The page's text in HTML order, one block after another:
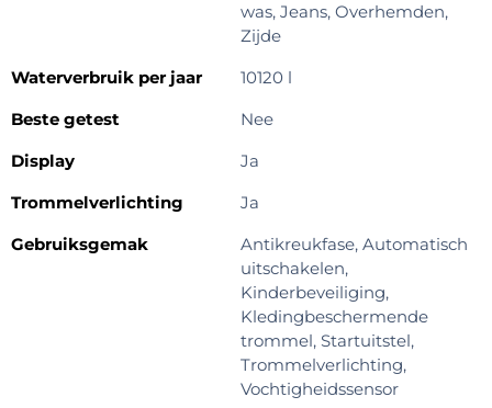
was, Jeans, Overhemden,
Zijde
Waterverbruik per jaar
10120 l
Beste getest
Nee
Display
Ja
Trommelverlichting
Ja
Gebruiksgemak
Antikreukfase, Automatisch
uitschakelen,
Kinderbeveiliging,
Kledingbeschermende
trommel, Startuitstel,
Trommelverlichting,
Vochtigheidssensor